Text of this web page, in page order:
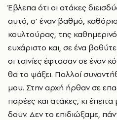
Έβλεπα ότι οι ατάκες
αυτό, σ’ έναν βαθμό,
κουλτούρας, της
ευχάριστο και, σε ένα
οι ταινίες έφτασαν σε έναν
θα το ψάξει. Πολλοί
μου. Στην αρχή ήρθαν σε
παρέες και ατάκες, κι
δουν. Δεν το επιδιώξαμε,